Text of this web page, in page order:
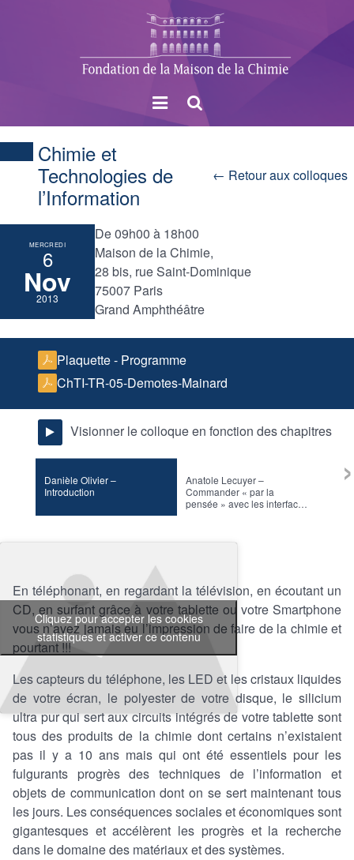
MenuRechercher
Chimie et
Technologies de
l’Information
← Retour aux colloques
MERCREDI
6
Nov
2013
De 09h00 à 18h00
Maison de la Chimie,
28 bis, rue Saint-Dominique
75007 Paris
Grand Amphthéâtre
Plaquette - Programme
ChTI-TR-05-Demotes-Mainard
Visionner le colloque en fonction des chapitres
Danièle Olivier –
Introduction
Anatole Lecuyer –
Commander « par la
pensée » avec les interfaces
›
Cliquez pour accepter les cookies
statistiques et activer ce contenu
En téléphonant, en regardant la télévision, en écoutant un
CD, en surfant grâce à votre tablette ou votre Smartphone
vous n’avez jamais eu l’impression de faire de la chimie et
pourtant !!!
Les capteurs du téléphone, les LED et les cristaux liquides
de votre écran, le polyester de votre disque, le silicium
ultra pur qui sert aux circuits intégrés de votre tablette sont
tous des produits de la chimie dont certains n’existaient
pas il y a 10 ans mais qui ont été essentiels pour les
fulgurants progrès des techniques de l’information et
objets de communication dont on se sert maintenant tous
les jours. Les conséquences sociales et économiques sont
gigantesques et accélèrent les progrès et la recherche
dans le domaine des matériaux et des systèmes.